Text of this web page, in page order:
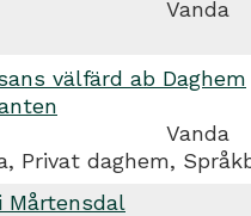
Vanda
välfärd ab Daghem
Vanda
Privat daghem,
Mårtensdal